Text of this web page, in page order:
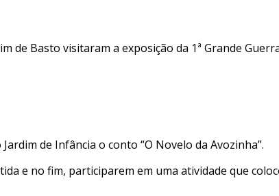
de Basto visitaram a exposição da 1ª Grande
de Infância o conto “O Novelo da Avozinha”.
e no fim, participarem em uma atividade que